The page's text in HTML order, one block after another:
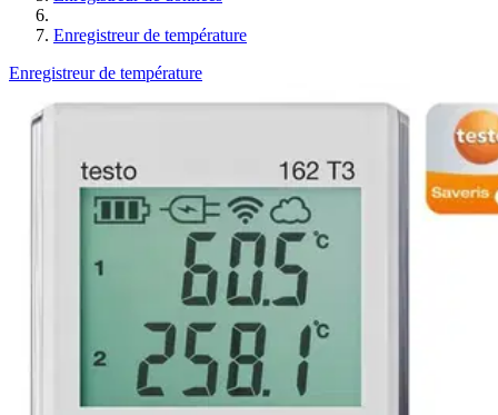
Enregistreur de température
Enregistreur de température